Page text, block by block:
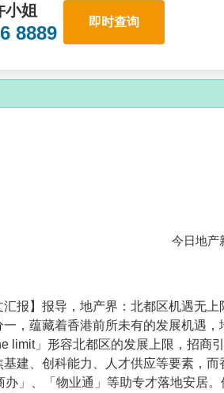
小姐
8889
即时查询
今日地产
汇报】报导，地产界：北都区机遇无
一，蕴藏着香港前所未有的发展机遇
limit」形容北都区的发展上限，招商
基建、创科能力、人才供应等要素，
」、「物业通」等助专才落地安居